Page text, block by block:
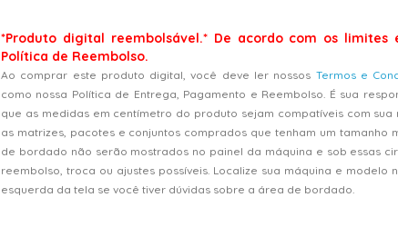
*Produto digital reembolsável.* De acordo com os limites
Política de Reembolso.
Ao comprar este produto digital, você deve ler nossos Termos e
como nossa Política de Entrega, Pagamento e Reembolso. É sua
que as medidas em centímetro do produto sejam compatíveis com sua
as matrizes, pacotes e conjuntos comprados que tenham um tamanho
de bordado não serão mostrados no painel da máquina e sob essas
reembolso, troca ou ajustes possíveis. Localize sua máquina e modelo
esquerda da tela se você tiver dúvidas sobre a área de bordado.